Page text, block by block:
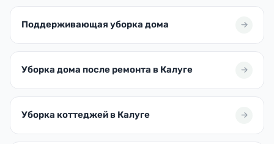
Поддерживающая уборка дома
Уборка дома после ремонта в Калуге
Уборка коттеджей в Калуге